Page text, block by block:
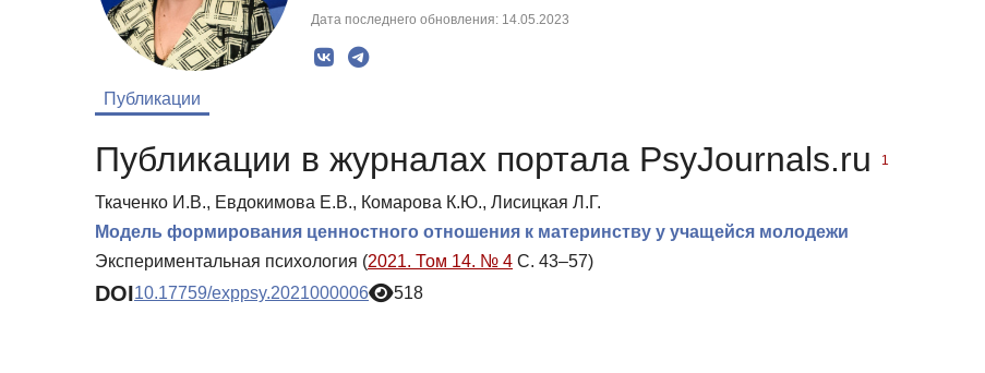
Дата последнего обновления: 14.05.2023
Публикации
Публикации в журналах портала PsyJournals.ru 1
Ткаченко И.В., Евдокимова Е.В., Комарова К.Ю., Лисицкая Л.Г.
Модель формирования ценностного отношения к материнству у учащейся молодежи
Экспериментальная психология (2021. Том 14. № 4 С. 43–57)
DOI10.17759/exppsy.2021000006 518